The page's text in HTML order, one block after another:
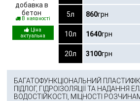
В наявності
5л 860грн
10л 1640грн
20л 3100грн
БАГАТОФУНКЦІОНАЛЬНИЙ
ПІДЛОГ, ГІДРОІЗОЛЯЦІЇ ТА НАДАННЯ
ВОДОСТІЙКОСТІ, МІЦНОСТІ